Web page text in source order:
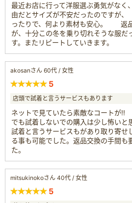
最近お店に行って洋服選ぶ勇
由だとサイズが不安だったのです
ったりで、何より素材も安心。 返
が、十分この冬を乗り切れそうな服だ
す。またリピートしていきます。
akosanさん 60代 / 女性
5
店頭で試着と言うサービスもあります
ネットで見ていたら素敵なコートが!!
でも試着しないでの購入は少し怖いと
試着と言うサービスもがあり取り寄せ
る事も可能でした。返品交換の手間も
た。
mitsukinokoさん 40代 / 女性
5